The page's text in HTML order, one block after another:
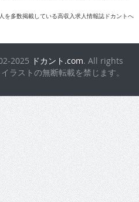
を多数掲載している高収入求人情報誌ドカントへ
2025 ドカント.com. All rights
ストの無断転載を禁じます。